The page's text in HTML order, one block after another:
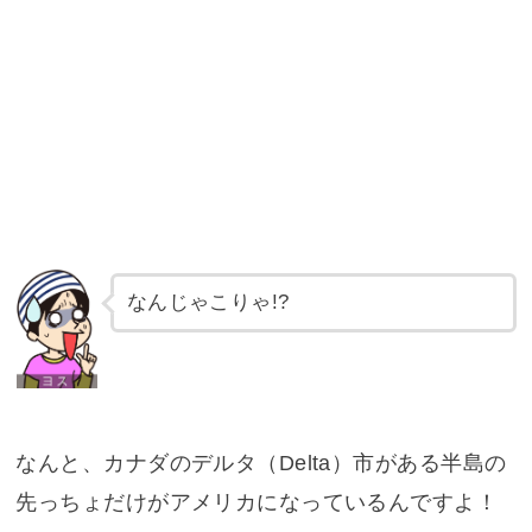
なんじゃこりゃ!?
なんと、カナダのデルタ（Delta）市がある半島の
先っちょだけがアメリカになっているんですよ！